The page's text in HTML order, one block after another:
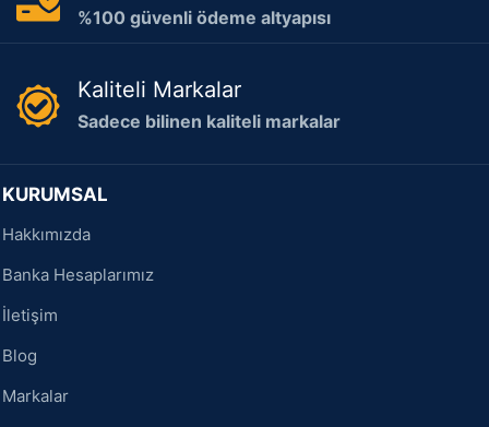
%100 güvenli ödeme altyapısı
Kaliteli Markalar
Sadece bilinen kaliteli markalar
KURUMSAL
Hakkımızda
Banka Hesaplarımız
İletişim
Blog
Markalar